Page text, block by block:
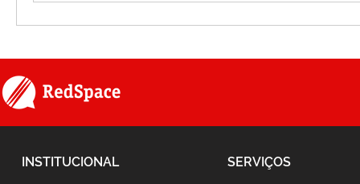
INSTITUCIONAL SERVIÇOS